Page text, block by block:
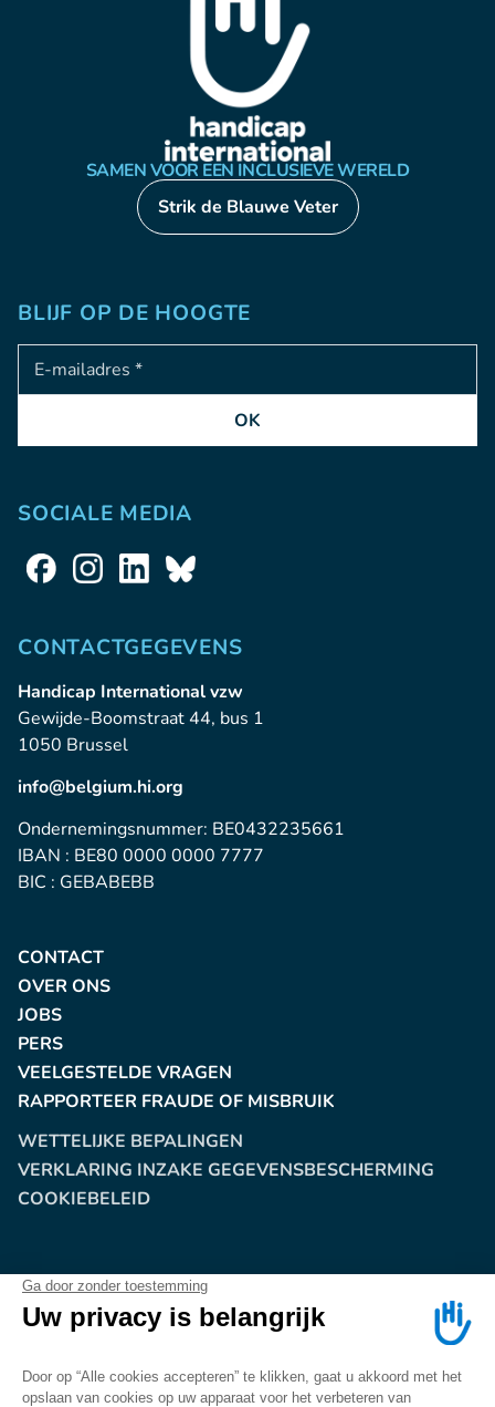
SAMEN VOOR EEN INCLUSIEVE WERELD
Strik de Blauwe Veter
BLIJF OP DE HOOGTE
Adresse e-mail
OK
SOCIALE MEDIA
CONTACTGEGEVENS
Handicap International vzw
Gewijde-Boomstraat 44, bus 1
1050 Brussel
info@belgium.hi.org
Ondernemingsnummer: BE0432235661
IBAN : BE80 0000 0000 7777
BIC : GEBABEBB
CONTACT
OVER ONS
JOBS
PERS
VEELGESTELDE VRAGEN
RAPPORTEER FRAUDE OF MISBRUIK
WETTELIJKE BEPALINGEN
VERKLARING INZAKE GEGEVENSBESCHERMING
COOKIEBELEID